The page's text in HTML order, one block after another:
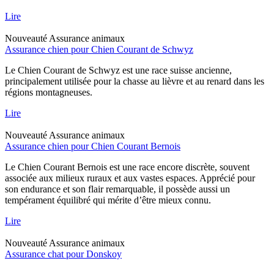
Lire
Nouveauté Assurance animaux
Assurance chien pour Chien Courant de Schwyz
Le Chien Courant de Schwyz est une race suisse ancienne,
principalement utilisée pour la chasse au lièvre et au renard dans les
régions montagneuses.
Lire
Nouveauté Assurance animaux
Assurance chien pour Chien Courant Bernois
Le Chien Courant Bernois est une race encore discrète, souvent
associée aux milieux ruraux et aux vastes espaces. Apprécié pour
son endurance et son flair remarquable, il possède aussi un
tempérament équilibré qui mérite d’être mieux connu.
Lire
Nouveauté Assurance animaux
Assurance chat pour Donskoy